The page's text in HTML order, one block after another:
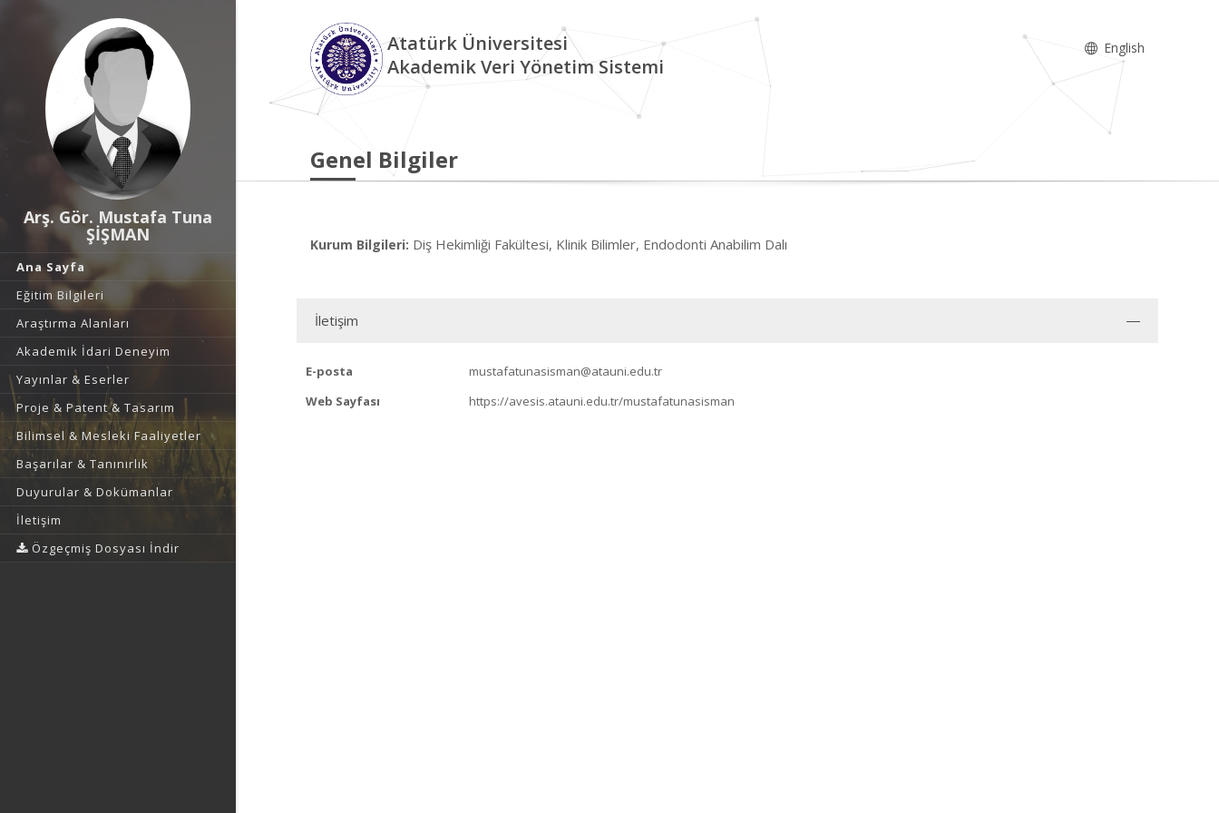
Arş. Gör. Mustafa Tuna
ŞİŞMAN
Ana Sayfa
Eğitim Bilgileri
Araştırma Alanları
Akademik İdari Deneyim
Yayınlar & Eserler
Proje & Patent & Tasarım
Bilimsel & Mesleki Faaliyetler
Başarılar & Tanınırlık
Duyurular & Dokümanlar
İletişim
Özgeçmiş Dosyası İndir
Atatürk Üniversitesi
Akademik Veri Yönetim Sistemi
English
Genel Bilgiler
Kurum Bilgileri: Diş Hekimliği Fakültesi, Klinik Bilimler, Endodonti Anabilim Dalı
İletişim
E-posta
mustafatunasisman@atauni.edu.tr
Web Sayfası
https://avesis.atauni.edu.tr/mustafatunasisman